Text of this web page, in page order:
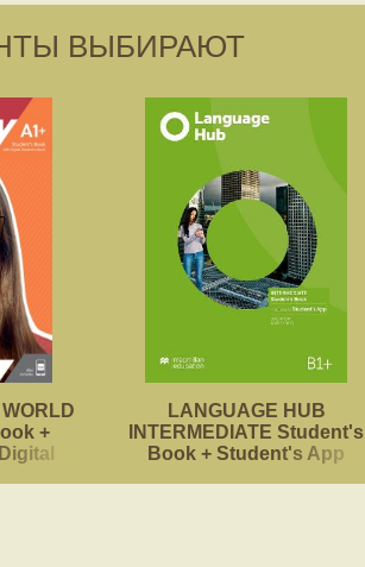
ВЫБИРАЮТ
+
LANGUAGE HUB
INTERMEDIATE Student's
Book + Student's App